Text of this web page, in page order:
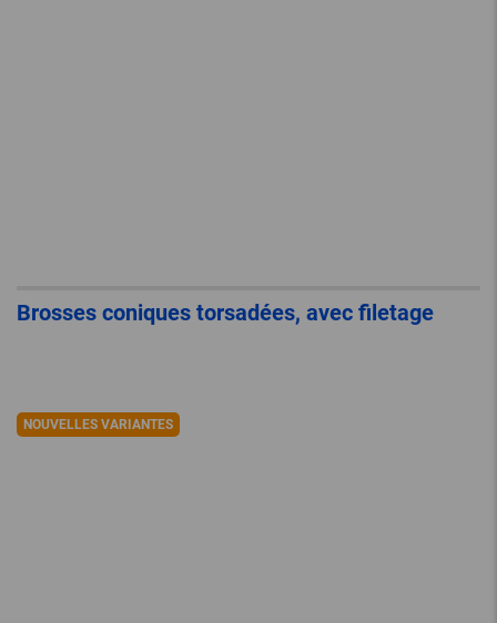
Brosses coniques torsadées, avec filetage
NOUVELLES VARIANTES